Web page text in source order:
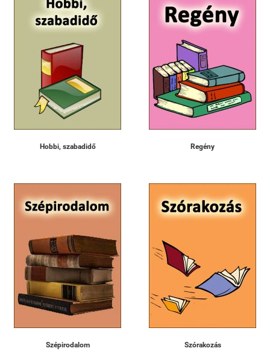
Hobbi, szabadidő Regény
Szépirodalom Szórakozás